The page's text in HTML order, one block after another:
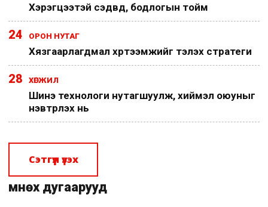
Хэрэгцээтэй сэдвүүд, бодлогын тойм
24 ОРОН НУТАГ
Хязгаарлагдмал хүртээмжийг тэлэх стратеги
28 ХӨГЖИЛ
Шинэ технологи нутагшуулж, хиймэл оюуныг
нэвтрүүлэх нь
Сэтгүүл үзэх
Өмнөх дугаарууд